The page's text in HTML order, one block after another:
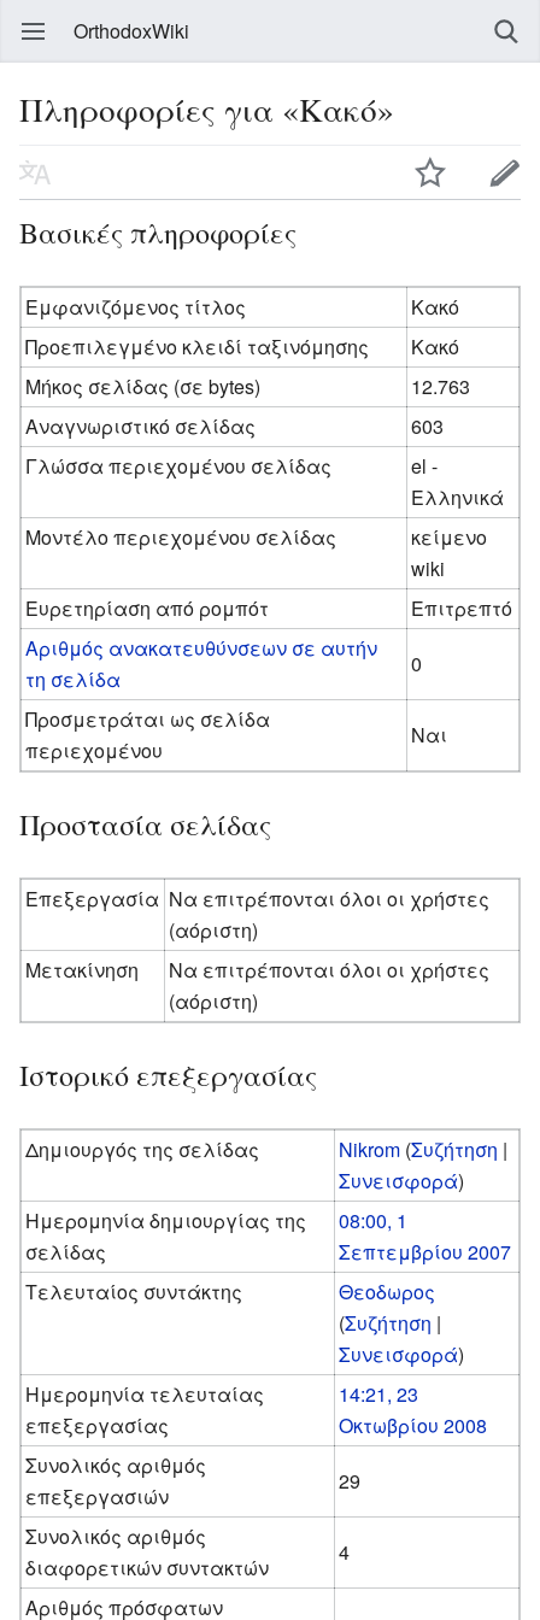
OrthodoxWiki
Πληροφορίες για «Κακό»
Βασικές πληροφορίες
Εμφανιζόμενος τίτλος
Κακό
Προεπιλεγμένο κλειδί ταξινόμησης
Κακό
Μήκος σελίδας (σε bytes)
12.763
Αναγνωριστικό σελίδας
603
Γλώσσα περιεχομένου σελίδας
el -
Ελληνικά
Μοντέλο περιεχομένου σελίδας
κείμενο
wiki
Ευρετηρίαση από ρομπότ
Επιτρεπτό
Αριθμός ανακατευθύνσεων σε αυτήν
τη σελίδα
0
Προσμετράται ως σελίδα
περιεχομένου
Ναι
Προστασία σελίδας
Επεξεργασία Να επιτρέπονται όλοι οι χρήστες
(αόριστη)
Μετακίνηση
Να επιτρέπονται όλοι οι χρήστες
(αόριστη)
Ιστορικό επεξεργασίας
Δημιουργός της σελίδας Nikrom (Συζήτηση |
Συνεισφορά)
Ημερομηνία δημιουργίας της
σελίδας
08:00, 1
Σεπτεμβρίου 2007
Τελευταίος συντάκτης
Θεοδωρος
(Συζήτηση |
Συνεισφορά)
Ημερομηνία τελευταίας
επεξεργασίας
14:21, 23
Οκτωβρίου 2008
Συνολικός αριθμός
επεξεργασιών
29
Συνολικός αριθμός
διαφορετικών συντακτών
4
Αριθμός πρόσφατων